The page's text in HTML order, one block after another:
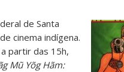
de Santa
cinema indígena.
partir das 15h,
Mũ Yõg Hãm: